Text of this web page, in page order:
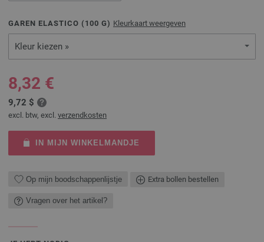
GAREN ELASTICO ( 100 G) Kleurkaart weergeven
Kleur kiezen »
8,32 €
9,72 $
excl. btw, excl. verzendkosten
IN MIJN WINKELMANDJE
Op mijn boodschappenlijstje Extra bollen bestellen
Vragen over het artikel?